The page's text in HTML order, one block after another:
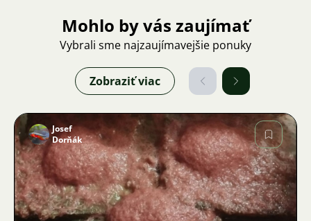
Mohlo by vás zaujímať
Vybrali sme najzaujímavejšie ponuky
Zobraziť viac
Obrázok
Josef
Dorňák